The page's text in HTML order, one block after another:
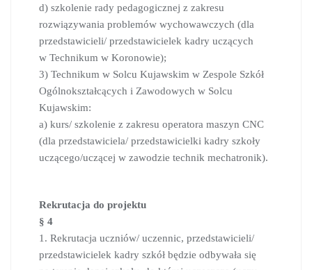
d) szkolenie rady pedagogicznej z zakresu
rozwiązywania problemów wychowawczych (dla
przedstawicieli/ przedstawicielek kadry uczących
w Technikum w Koronowie);
3) Technikum w Solcu Kujawskim w Zespole Szkół
Ogólnokształcących i Zawodowych w Solcu
Kujawskim:
a) kurs/ szkolenie z zakresu operatora maszyn CNC
(dla przedstawiciela/ przedstawicielki kadry szkoły
uczącego/uczącej w zawodzie technik mechatronik).
Rekrutacja do projektu
§ 4
1. Rekrutacja uczniów/ uczennic, przedstawicieli/
przedstawicielek kadry szkół będzie odbywała się